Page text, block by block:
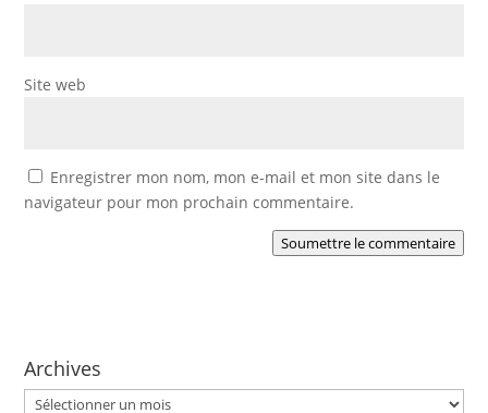
Site web
Enregistrer mon nom, mon e-mail et mon site dans le
navigateur pour mon prochain commentaire.
Soumettre le commentaire
Archives
Archives